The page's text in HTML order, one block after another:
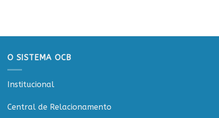
Conecta
sustentabilidade
O SISTEMA OCB
Institucional
Central de Relacionamento